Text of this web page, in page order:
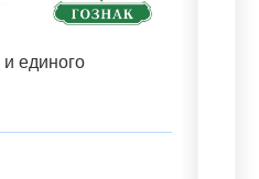
единого